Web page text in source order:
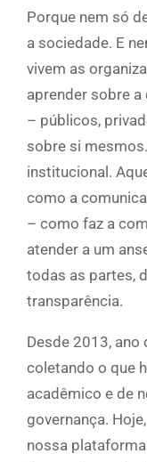
Porque nem só
a sociedade. E
vivem as
aprender sobre
– públicos,
sobre si
institucional.
como a
– como faz a
atender a um
todas as partes,
transparência.
Desde 2013, ano
coletando o que
acadêmico e de
governança.
nossa